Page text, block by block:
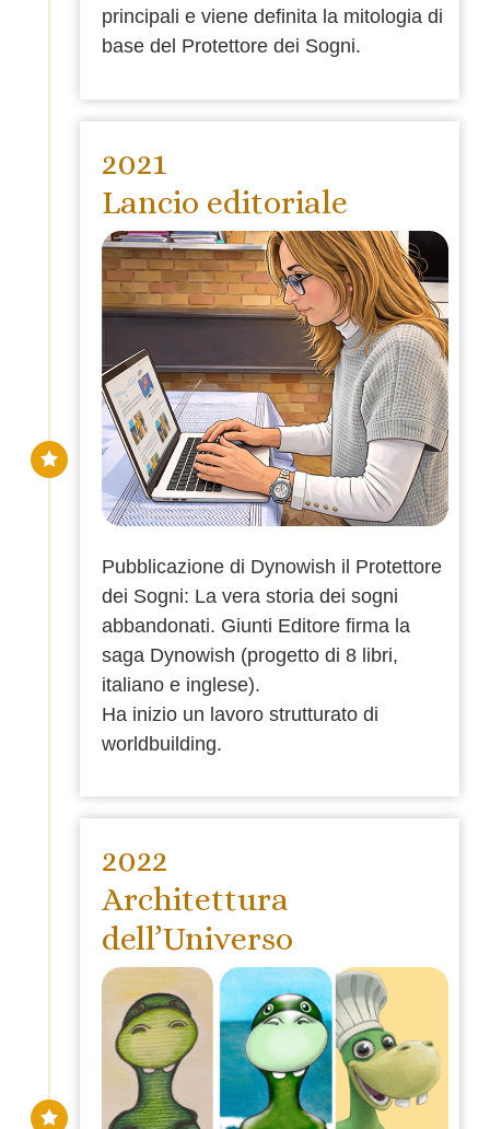
principali e viene definita la mitologia di
base del Protettore dei Sogni.
2021
Lancio editoriale
Pubblicazione di Dynowish il Protettore
dei Sogni: La vera storia dei sogni
abbandonati. Giunti Editore firma la
saga Dynowish (progetto di 8 libri,
italiano e inglese).
Ha inizio un lavoro strutturato di
worldbuilding.
2022
Architettura
dell’Universo